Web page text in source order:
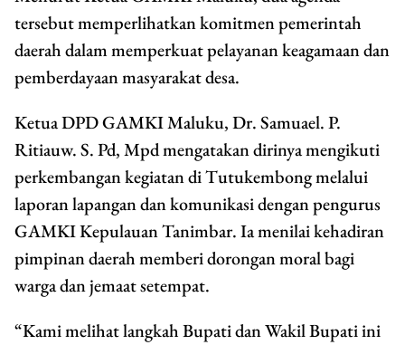
tersebut memperlihatkan komitmen pemerintah
daerah dalam memperkuat pelayanan keagamaan dan
pemberdayaan masyarakat desa.
Ketua DPD GAMKI Maluku, Dr. Samuael. P.
Ritiauw. S. Pd, Mpd mengatakan dirinya mengikuti
perkembangan kegiatan di Tutukembong melalui
laporan lapangan dan komunikasi dengan pengurus
GAMKI Kepulauan Tanimbar. Ia menilai kehadiran
pimpinan daerah memberi dorongan moral bagi
warga dan jemaat setempat.
“Kami melihat langkah Bupati dan Wakil Bupati ini